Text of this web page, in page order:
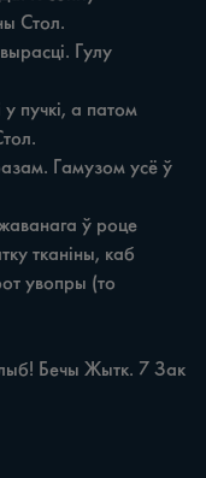
Стол.
тканіны, каб
увопры (то
Бечы Жытк. 7 Зак